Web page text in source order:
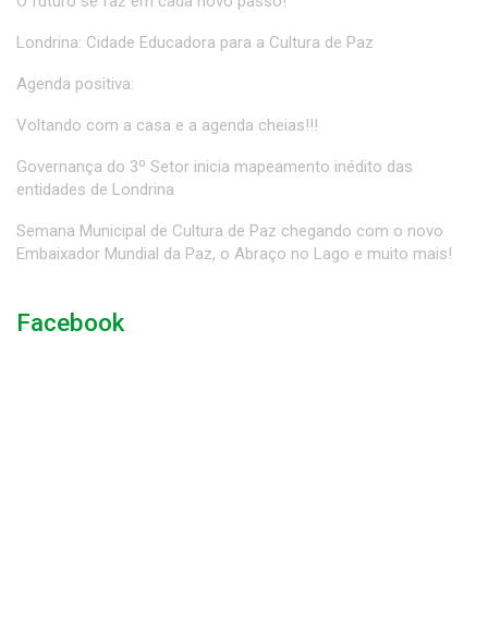
Londrina: Cidade Educadora para a Cultura de Paz
Agenda positiva:
Voltando com a casa e a agenda cheias!!!
Governança do 3º Setor inicia mapeamento inédito das
entidades de Londrina
Semana Municipal de Cultura de Paz chegando com o novo
Embaixador Mundial da Paz, o Abraço no Lago e muito mais!
Facebook